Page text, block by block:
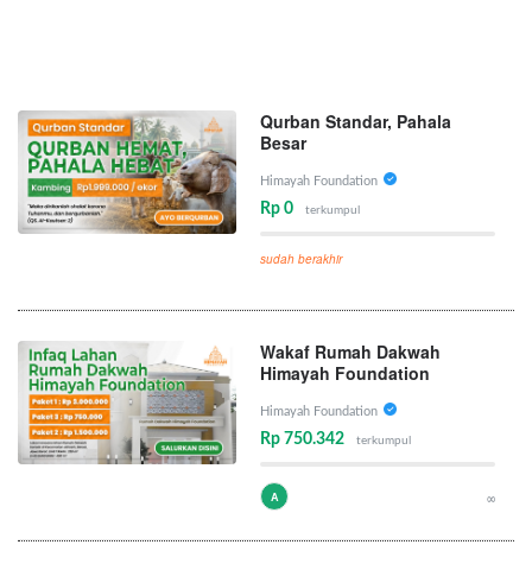
Qurban Standar, Pahala
Besar
Himayah Foundation
Rp 0 terkumpul
sudah berakhir
Wakaf Rumah Dakwah
Himayah Foundation
Himayah Foundation
Rp 750.342 terkumpul
A ∞